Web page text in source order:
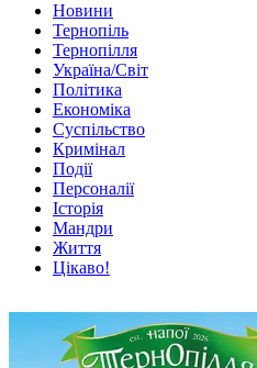
Новини
Тернопіль
Тернопілля
Україна/Світ
Політика
Економіка
Суспільство
Кримінал
Події
Персоналії
Історія
Мандри
Життя
Цікаво!